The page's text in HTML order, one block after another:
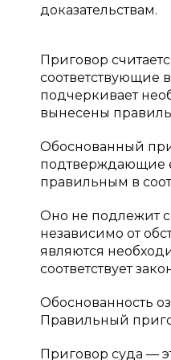
доказательствам.
Приговор
соответствующие
подчеркивает
вынесены
Обоснованный
подтверждающие
правильным в
Оно не подлежит
независимо от
являются
соответствует
Обоснованность
Правильный
Приговор суда —